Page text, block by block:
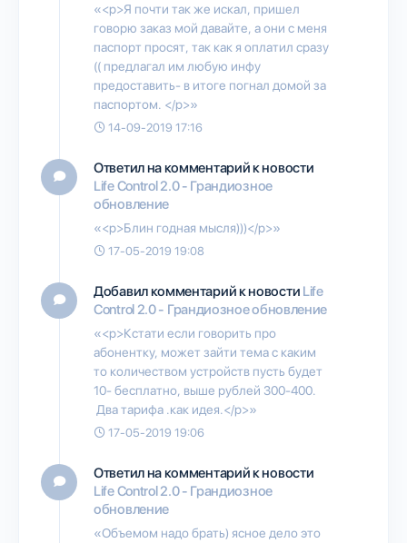
«<p>Я почти так же искал, пришел
говорю заказ мой давайте, а они с меня
паспорт просят, так как я оплатил сразу
(( предлагал им любую инфу
предоставить- в итоге погнал домой за
паспортом. </p>»
14-09-2019 17:16
Ответил на комментарий к новости
Life Control 2.0 - Грандиозное
обновление
«<p>Блин годная мысля)))</p>»
17-05-2019 19:08
Добавил комментарий к новости Life
Control 2.0 - Грандиозное обновление
«<p>Кстати если говорить про
абонентку, может зайти тема с каким
то количеством устройств пусть будет
10- бесплатно, выше рублей 300-400.
Два тарифа .как идея.</p>»
17-05-2019 19:06
Ответил на комментарий к новости
Life Control 2.0 - Грандиозное
обновление
«Объемом надо брать) ясное дело это